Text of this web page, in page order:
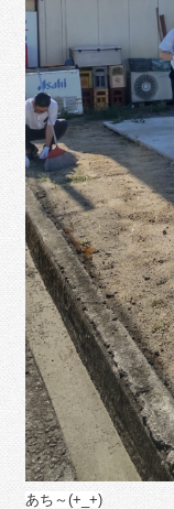
あち～(+_+)